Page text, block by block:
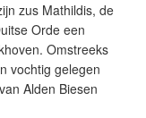
zus Mathildis, de
Orde een
Omstreeks
vochtig gelegen
Alden Biesen